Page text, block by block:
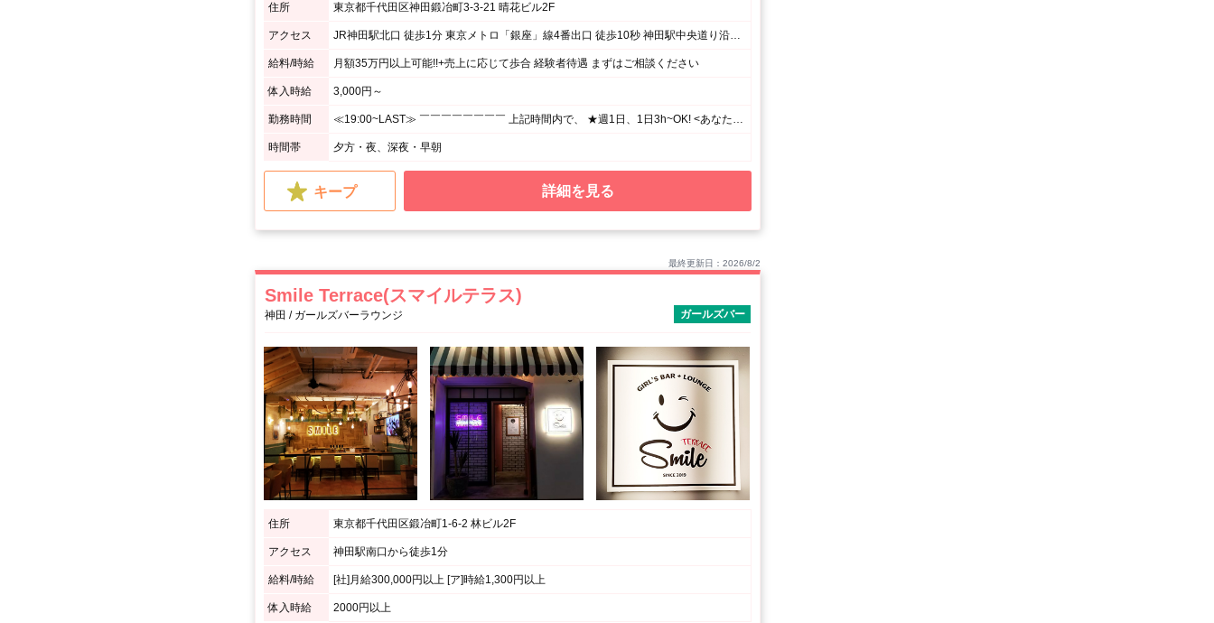
住所 東京都千代田区神田鍛冶町3-3-21 晴花ビル2F
アクセス JR神田駅北口 徒歩1分 東京メトロ「銀座」線4番出口 徒歩10秒 神田駅中央道り沿い 明治書店とソフトバンクの間、1階が東京韓麺さんのビル2Fです。
給料/時給 月額35万円以上可能!!+売上に応じて歩合 経験者待遇 まずはご相談ください
体入時給 3,000円～
勤務時間 ≪19:00~LAST≫ ￣￣￣￣￣￣￣￣ 上記時間内で、 ★週1日、1日3h~OK! <あなたのペースで勤務OK♪> ⌒⌒⌒⌒⌒⌒⌒⌒⌒⌒⌒⌒⌒⌒⌒⌒⌒⌒⌒ 月1回の出勤でもシフト調整OK! シフトの融通がきくので、 プライベート優先で無理せずに働けます☆
時間帯 夕方・夜、深夜・早朝
キープ 詳細を見る
最終更新日：2026/8/2
Smile Terrace(スマイルテラス)
神田 / ガールズバーラウンジ ガールズバー
住所 東京都千代田区鍛冶町1-6-2 林ビル2F
アクセス 神田駅南口から徒歩1分
給料/時給 [社]月給300,000円以上 [ア]時給1,300円以上
体入時給 2000円以上